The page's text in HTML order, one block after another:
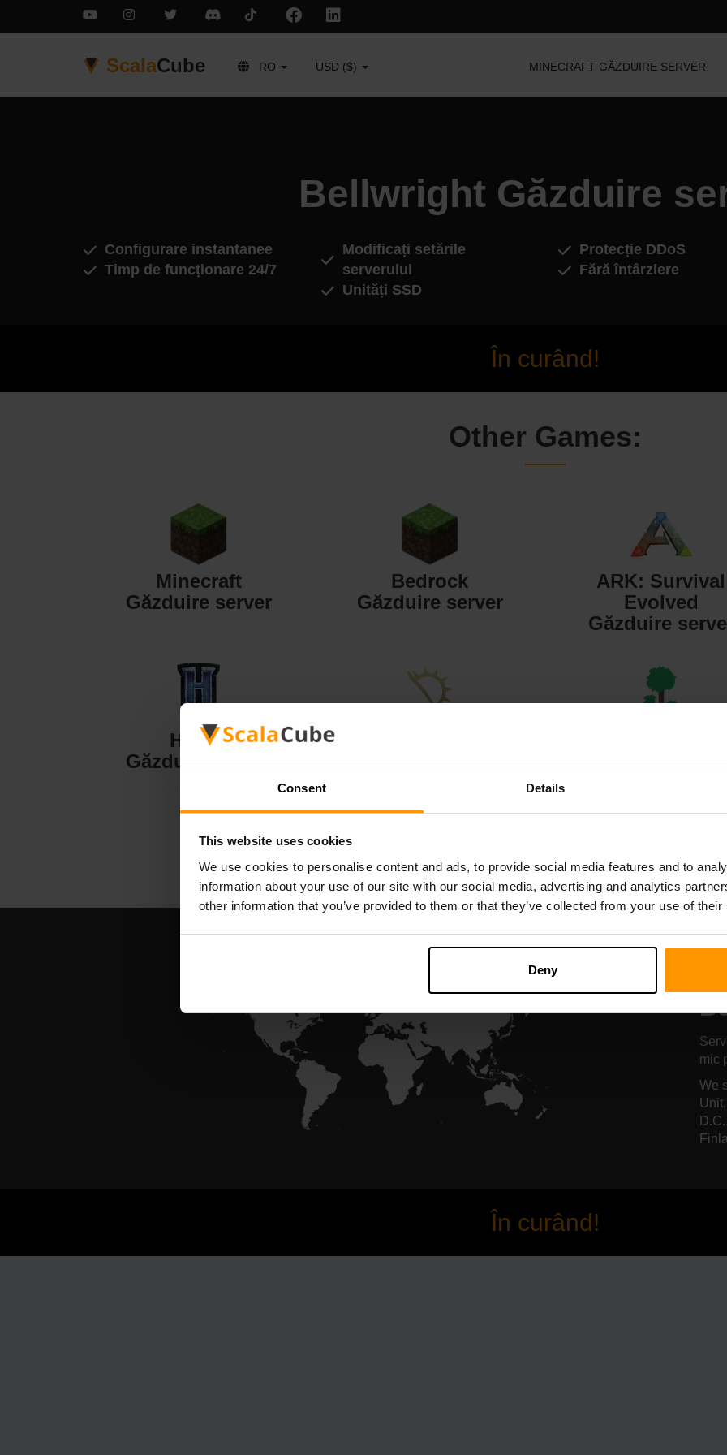
Consent Details
This website uses cookies
We use cookies to personalise content and ads, to provide social media features and to
information about your use of our site with our social media, advertising and analytics
other information that you’ve provided to them or that they’ve collected from your use of
Deny
ScalaCube RO USD ($) MINECRAFT GĂZDUIRE SERVER
Bellwright Găzduire
Configurare instantanee
Timp de funcționare 24/7
Modificați setările
serverului
Unități SSD
Protecție DDoS
Fără întârziere
În curând!
Other Games:
Minecraft
Găzduire server
Bedrock
Găzduire server
ARK: Survival
Evolved
Găzduire
Hytale
Găzduire server
Găzduire server
Găzduire
mic
We
În curând!